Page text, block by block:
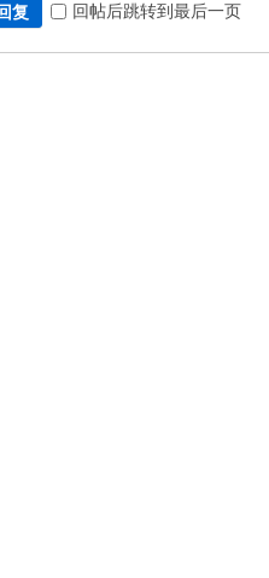
复 回帖后跳转到最后一页